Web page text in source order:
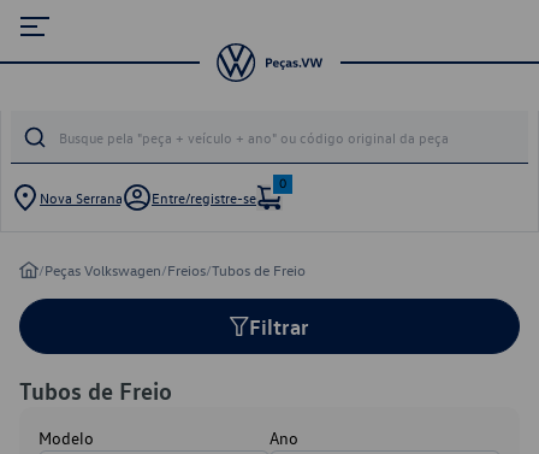
Nova Serrana Entre/registre-se
0
/Peças Volkswagen/Freios/Tubos de Freio
Filtrar
Tubos de Freio
Modelo Ano